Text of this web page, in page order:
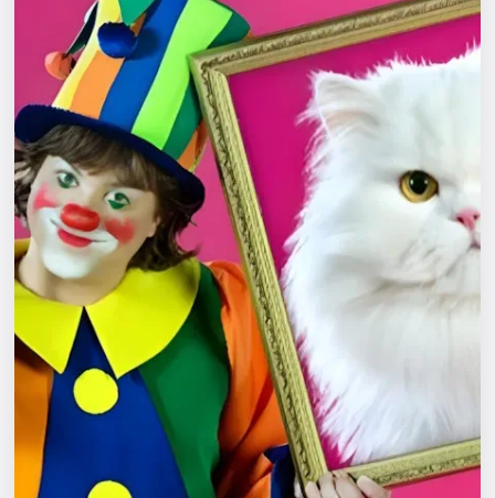
Квесты
Экскурсии
Спорт
События
Города
Площадки
Артисты
Рейтинги